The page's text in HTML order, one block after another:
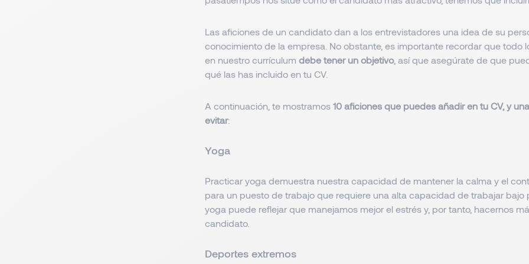
Las aficiones de un candidato dan a los entrevistadores una idea de su
conocimiento de la empresa. No obstante, es importante recordar que todo
en nuestro currículum debe tener un objetivo, así que asegúrate de que
qué las has incluido en tu CV.
A continuación, te mostramos 10 aficiones que puedes añadir en tu CV, y
evitar:
Yoga
Practicar yoga demuestra nuestra capacidad de mantener la calma y el
para un puesto de trabajo que requiere una alta capacidad de trabajar bajo
yoga puede reflejar que manejamos mejor el estrés y, por tanto, hacernos
candidato.
Deportes extremos